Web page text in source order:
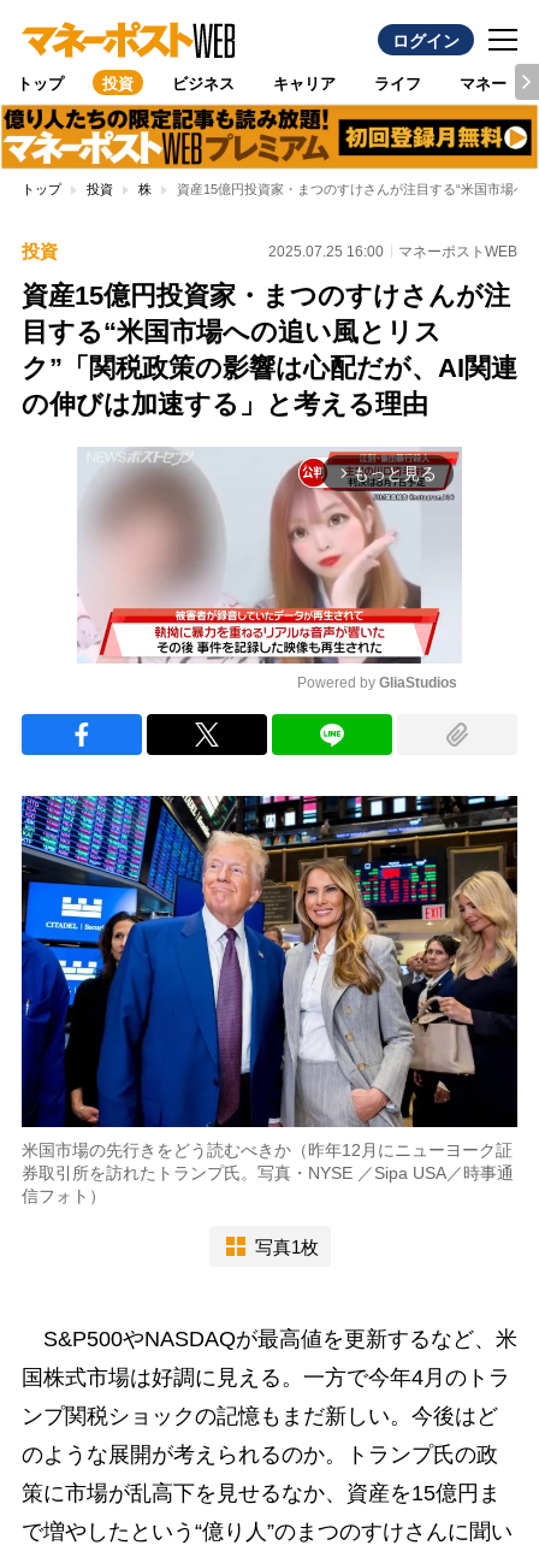
ログイン
トップ 投資 ビジネス キャリア ライフ マネー
トップ 投資 株 資産15億円投資家・まつのすけさんが注目する“米国市場へ
投資 2025.07.25 16:00 マネーポストWEB
資産15億円投資家・まつのすけさんが注
目する“米国市場への追い風とリス
ク”「関税政策の影響は心配だが、AI関連
の伸びは加速する」と考える理由
arrow_forward_ios もっと見る
Powered by GliaStudios
米国市場の先行きをどう読むべきか（昨年12月にニューヨーク証
券取引所を訪れたトランプ氏。写真・NYSE ／Sipa USA／時事通
信フォト）
写真1枚
S&P500やNASDAQが最高値を更新するなど、米
国株式市場は好調に見える。一方で今年4月のトラ
ンプ関税ショックの記憶もまだ新しい。今後はど
のような展開が考えられるのか。トランプ氏の政
策に市場が乱高下を見せるなか、資産を15億円ま
で増やしたという“億り人”のまつのすけさんに聞い